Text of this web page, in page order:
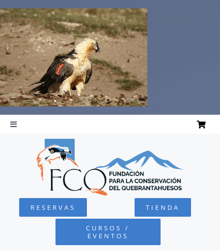
al
contenido
Toggle
Navigation
QUEBRANTAHUESOS
FUNDACIÓN
RESERVAS TIENDA
CURSOS /
EVENTOS